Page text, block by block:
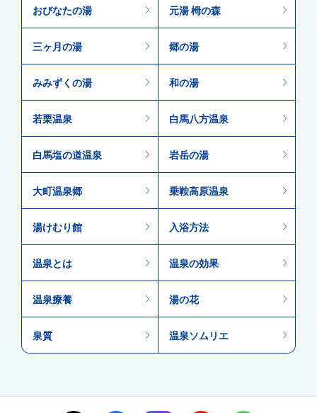
おびなたの湯 元湯 栂の森
三ヶ月の湯 郷の湯
みみずくの湯 和の湯
若栗温泉 白馬八方温泉
白馬塩の道温泉 岩岳の湯
大町温泉郷 乗鞍高原温泉
湯けむり館 入浴方法
温泉とは 温泉の効果
温泉療養 湯の花
泉質 温泉ソムリエ